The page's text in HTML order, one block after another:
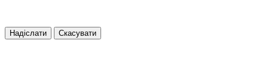
Надіслати Скасувати